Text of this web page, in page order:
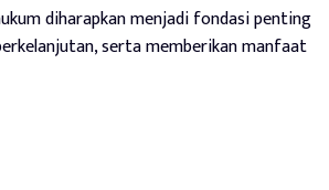
diharapkan menjadi fondasi penting
serta memberikan manfaat